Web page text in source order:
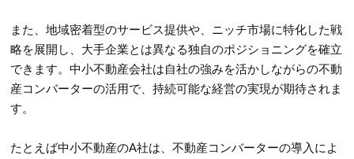
また、地域密着型のサービス提供や、ニッチ市場に特化した戦
略を展開し、大手企業とは異なる独自のポジショニングを確立
できます。中小不動産会社は自社の強みを活かしながらの不動
産コンバーターの活用で、持続可能な経営の実現が期待されま
す。
たとえば中小不動産のA社は、不動産コンバーターの導入によ